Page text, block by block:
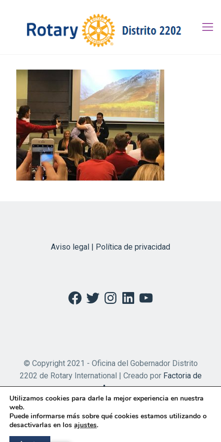
Aviso legal | Política de privacidad
Facebook
TwitterInstagramLinkedInYouTube
© Copyright 2021 - Oficina del Gobernador Distrito
2202 de Rotary International | Creado por Factoria de
Apps
Utilizamos cookies para darle la mejor experiencia en nuestra
web.
Puede informarse más sobre qué cookies estamos utilizando o
desactivarlas en los ajustes.